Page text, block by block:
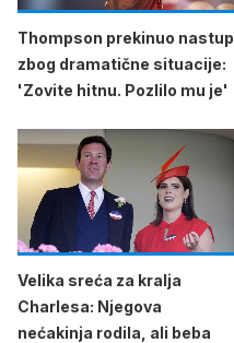
Thompson prekinuo nastup
zbog dramatične situacije:
'Zovite hitnu. Pozlilo mu je'
Velika sreća za kralja
Charlesa: Njegova
nećakinja rodila, ali beba